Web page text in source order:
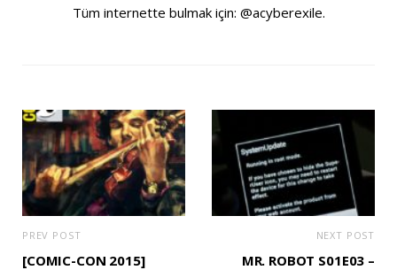
Tüm internette bulmak için: @acyberexile.
PREV POST
[COMIC-CON 2015]
NEXT POST
MR. ROBOT S01E03 –